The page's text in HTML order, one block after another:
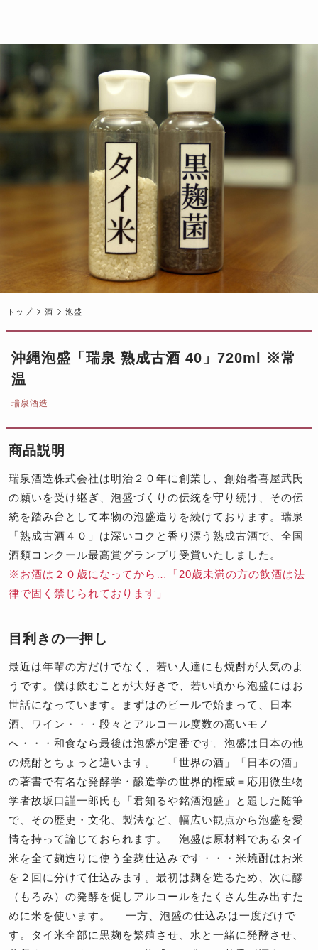
トップ 酒 泡盛
沖縄泡盛「瑞泉 熟成古酒 40」720ml ※常
温
瑞泉酒造
商品説明
瑞泉酒造株式会社は明治２０年に創業し、創始者喜屋武氏
の願いを受け継ぎ、泡盛づくりの伝統を守り続け、その伝
統を踏み台として本物の泡盛造りを続けております。瑞泉
「熟成古酒４０」は深いコクと香り漂う熟成古酒で、全国
酒類コンクール最高賞グランプリ受賞いたしました。
※お酒は２０歳になってから…「20歳未満の方の飲酒は法
律で固く禁じられております」
目利きの一押し
最近は年輩の方だけでなく、若い人達にも焼酎が人気のよ
うです。僕は飲むことが大好きで、若い頃から泡盛にはお
世話になっています。まずはのビールで始まって、日本
酒、ワイン・・・段々とアルコール度数の高いモノ
へ・・・和食なら最後は泡盛が定番です。泡盛は日本の他
の焼酎とちょっと違います。 「世界の酒」「日本の酒」
の著書で有名な発酵学・醸造学の世界的権威＝応用微生物
学者故坂口謹一郎氏も「君知るや銘酒泡盛」と題した随筆
で、その歴史・文化、製法など、幅広い観点から泡盛を愛
情を持って論じておられます。 泡盛は原材料であるタイ
米を全て麹造りに使う全麹仕込みです・・・米焼酎はお米
を２回に分けて仕込みます。最初は麹を造るため、次に醪
（もろみ）の発酵を促しアルコールをたくさん生み出すた
めに米を使います。 一方、泡盛の仕込みは一度だけで
す。タイ米全部に黒麹を繁殖させ、水と一緒に発酵させ、